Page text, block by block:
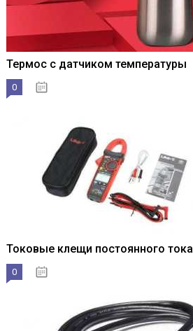
Термос с датчиком температуры
0
Токовые клещи постоянного тока
0